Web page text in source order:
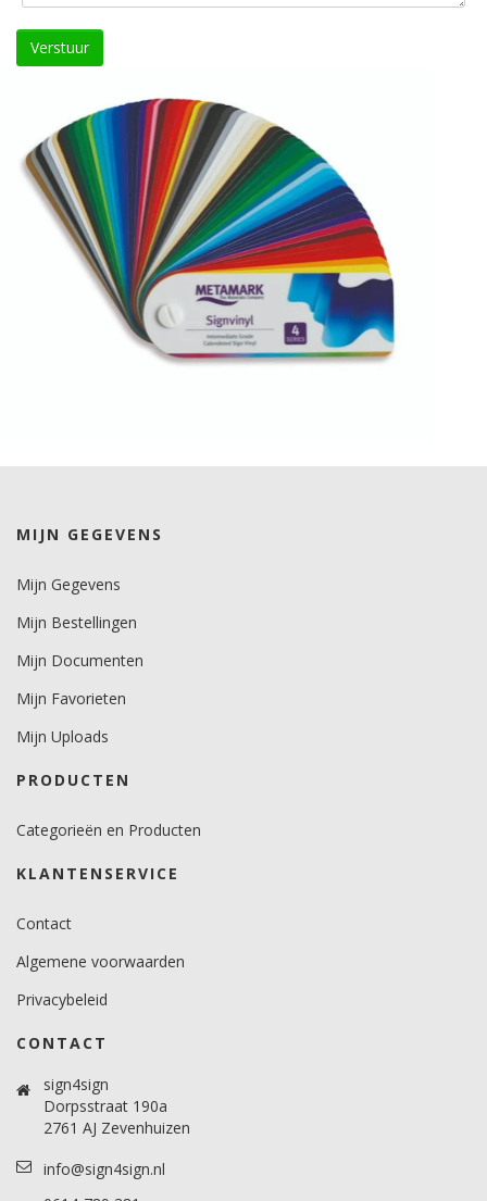
Verstuur
MIJN GEGEVENS
Mijn Gegevens
Mijn Bestellingen
Mijn Documenten
Mijn Favorieten
Mijn Uploads
PRODUCTEN
Categorieën en Producten
KLANTENSERVICE
Contact
Algemene voorwaarden
Privacybeleid
CONTACT
sign4sign
Dorpsstraat 190a
2761 AJ Zevenhuizen
info@sign4sign.nl